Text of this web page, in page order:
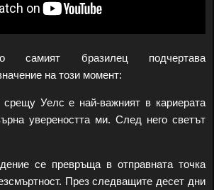
самият бразилец подчертава
на този момент:
Уелс е най-важният в кариерата
увереността ми. След него светът
се превръща в отправната точка
През следващите десет дни